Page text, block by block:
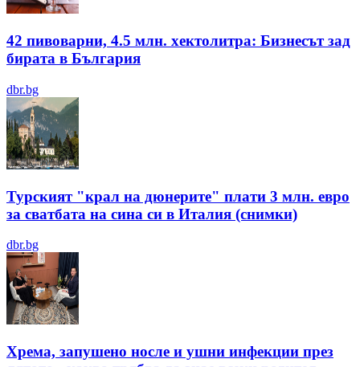
42 пивоварни, 4.5 млн. хектолитра: Бизнесът зад
бирата в България
dbr.bg
Турският "крал на дюнерите" плати 3 млн. евро
за сватбата на сина си в Италия (снимки)
dbr.bg
Хрема, запушено носле и ушни инфекции през